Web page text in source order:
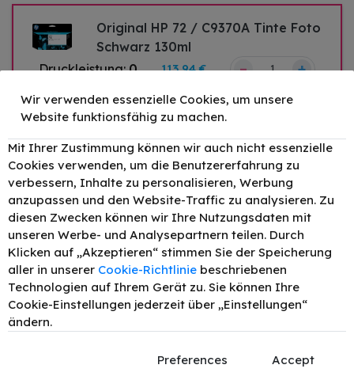
Original HP 72 / C9370A Tinte Foto
Schwarz 130ml
Druckleistung:0 113,94 € – +
Matt Schwarz 130ml
Druckleistung:0 113,94 € – +
Original HP 72 / C9371A Tinte
Cyan 130ml
Druckleistung:0 113,94 € – +
Original HP 72 / C9372A Tinte
Magenta bis zu 9000 Seiten 130ml
Druckleistung:9000 113,94 € – +
Wir verwenden essenzielle Cookies, um unsere
Website funktionsfähig zu machen.
Mit Ihrer Zustimmung können wir auch nicht essenzielle
Cookies verwenden, um die Benutzererfahrung zu
verbessern, Inhalte zu personalisieren, Werbung
anzupassen und den Website-Traffic zu analysieren. Zu
diesen Zwecken können wir Ihre Nutzungsdaten mit
unseren Werbe- und Analysepartnern teilen. Durch
Klicken auf „Akzeptieren“ stimmen Sie der Speicherung
aller in unserer Cookie-Richtlinie beschriebenen
Technologien auf Ihrem Gerät zu. Sie können Ihre
Cookie-Einstellungen jederzeit über „Einstellungen“
ändern.
Preferences Accept